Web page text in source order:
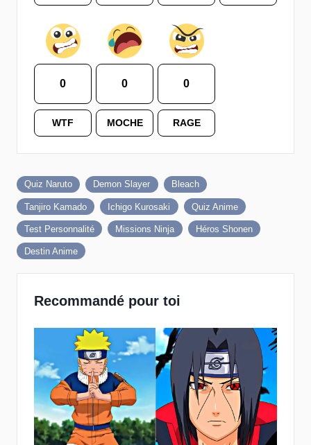
0
WTF
0
MOCHE
0
RAGE
Quiz Naruto Demon Slayer Bleach
Tanjiro Kamado Ichigo Kurosaki Quiz Anime
Test Personnalité Missions Ninja Héros Shonen
Destin Anime
Recommandé pour toi